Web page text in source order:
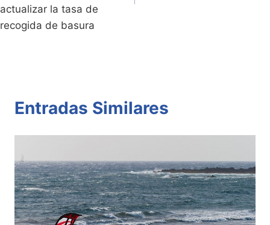
actualizar la tasa de
recogida de basura
Entradas Similares